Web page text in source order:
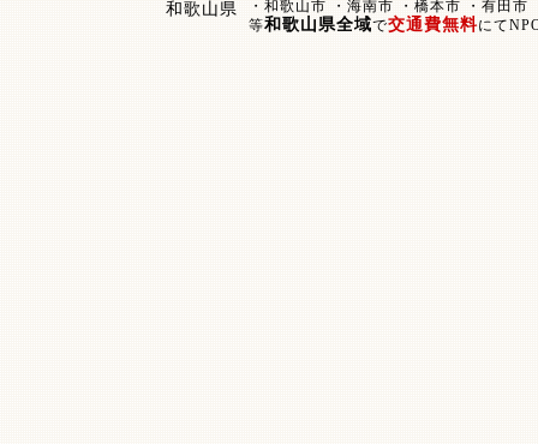
和歌山県
・和歌山市 ・海南市 ・橋本市 ・有田
等和歌山県全域で交通費無料にて